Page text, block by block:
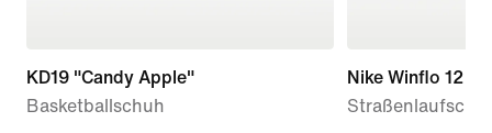
KD19 "Candy Apple"
Basketballschuh
Nike Winflo 12